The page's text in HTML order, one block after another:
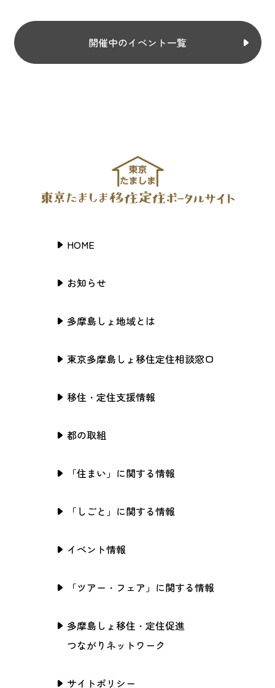
開催中のイベント一覧
HOME
お知らせ
多摩島しょ地域とは
東京多摩島しょ移住定住相談窓口
移住・定住支援情報
都の取組
「住まい」に関する情報
「しごと」に関する情報
イベント情報
「ツアー・フェア」に関する情報
多摩島しょ移住・定住促進
つながりネットワーク
サイトポリシー